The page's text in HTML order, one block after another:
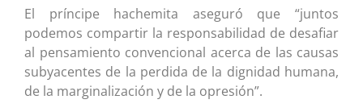
El príncipe hachemita aseguró que “juntos
podemos compartir la responsabilidad de desafiar
al pensamiento convencional acerca de las causas
subyacentes de la perdida de la dignidad humana,
de la marginalización y de la opresión”.